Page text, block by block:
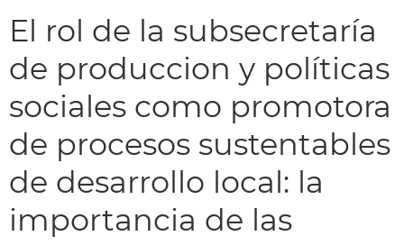
El rol de la subsecretaría
de produccion y políticas
sociales como promotora
de procesos sustentables
de desarrollo local: la
importancia de las